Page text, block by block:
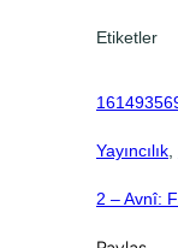
Etiketler
Yayıncılık
2 – Avnî: